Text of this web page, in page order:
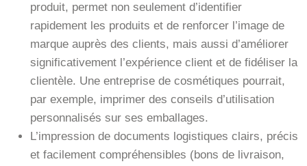
produit, permet non seulement d’identifier
rapidement les produits et de renforcer l’image de
marque auprès des clients, mais aussi d’améliorer
significativement l’expérience client et de fidéliser la
clientèle. Une entreprise de cosmétiques pourrait,
par exemple, imprimer des conseils d’utilisation
personnalisés sur ses emballages.
L’impression de documents logistiques clairs, précis
et facilement compréhensibles (bons de livraison,